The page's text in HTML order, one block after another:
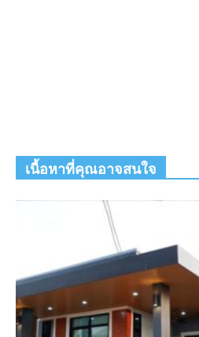
เนื้อหาที่คุณอาจสนใจ